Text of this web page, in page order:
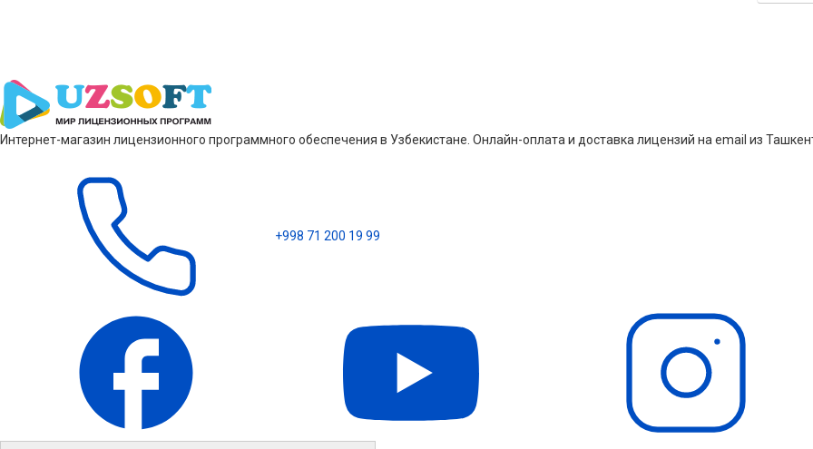
Интернет-магазин лицензионного программного обеспечения в Узбекистане. Онлайн-оплата и доставка лицензий на email из
+998 71 200 19 99